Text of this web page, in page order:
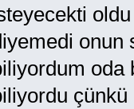
onun
oda